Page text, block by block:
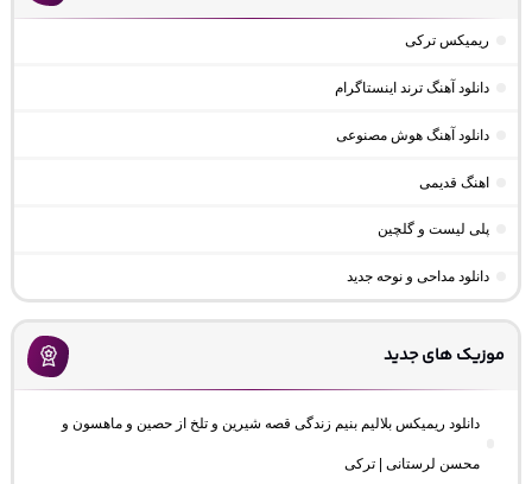
ریمیکس ترکی
دانلود آهنگ ترند اینستاگرام
دانلود آهنگ هوش مصنوعی
اهنگ قدیمی
پلی لیست و گلچین
دانلود مداحی و نوحه جدید
موزیک های جدید
دانلود ریمیکس بلالیم بنیم زندگی قصه شیرین و تلخ از حصین و ماهسون و
محسن لرستانی | ترکی